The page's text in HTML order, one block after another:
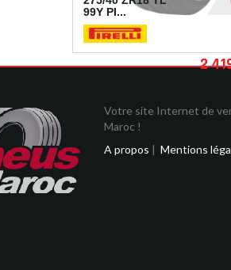
99Y PI...
2
Votre site Internet de
Maroc !
A propos | Mentions